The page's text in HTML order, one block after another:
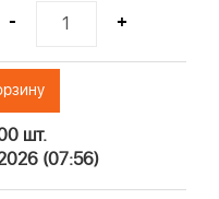
- +
шт.
(07:56)